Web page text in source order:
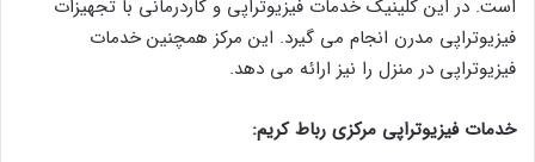
است. در این کلینیک خدمات فیزیوتراپی و کاردرمانی با تجهیزات
فیزیوتراپی مدرن انجام می گیرد. این مرکز همچنین خدمات
فیزیوتراپی در منزل را نیز ارائه می دهد.
خدمات فیزیوتراپی مرکزی رباط کریم: